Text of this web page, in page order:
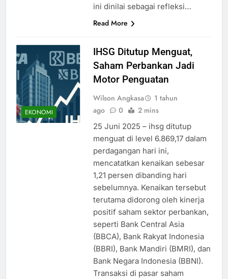
ini dinilai sebagai refleksi…
Read More
EKONOMI
IHSG Ditutup Menguat,
Saham Perbankan Jadi
Motor Penguatan
Wilson Angkasa
1 tahun
ago
0 2 mins
25 Juni 2025 – ihsg ditutup
menguat di level 6.869,17 dalam
perdagangan hari ini,
mencatatkan kenaikan sebesar
1,21 persen dibanding hari
sebelumnya. Kenaikan tersebut
terutama didorong oleh kinerja
positif saham sektor perbankan,
seperti Bank Central Asia
(BBCA), Bank Rakyat Indonesia
(BBRI), Bank Mandiri (BMRI), dan
Bank Negara Indonesia (BBNI).
Transaksi di pasar saham